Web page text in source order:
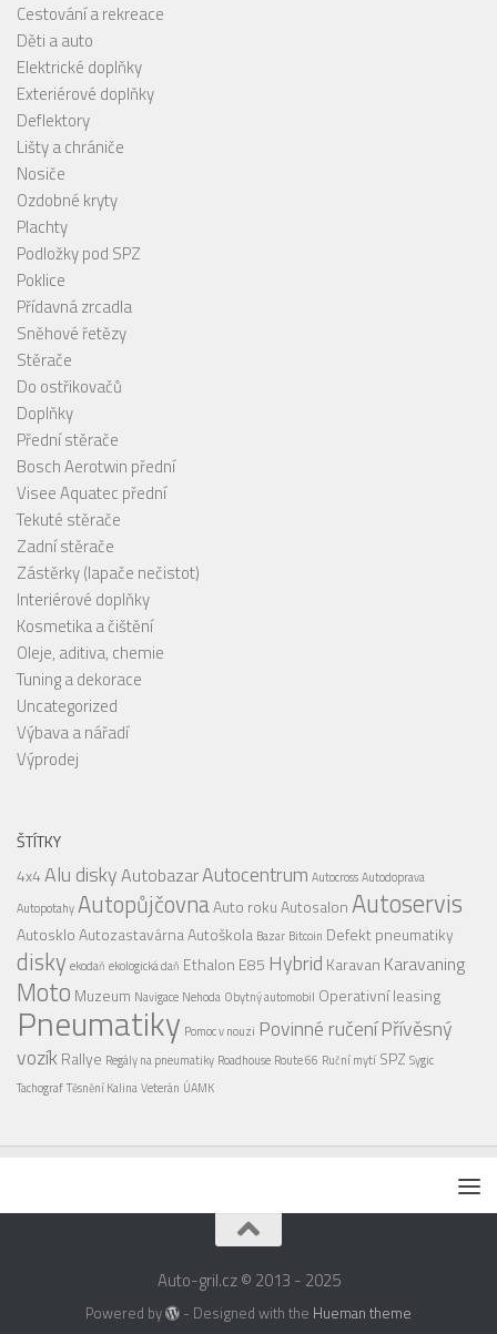
Cestování a rekreace
Děti a auto
Elektrické doplňky
Exteriérové doplňky
Deflektory
Lišty a chrániče
Nosiče
Ozdobné kryty
Plachty
Podložky pod SPZ
Poklice
Přídavná zrcadla
Sněhové řetězy
Stěrače
Do ostřikovačů
Doplňky
Přední stěrače
Bosch Aerotwin přední
Visee Aquatec přední
Tekuté stěrače
Zadní stěrače
Zástěrky (lapače nečistot)
Interiérové doplňky
Kosmetika a čištění
Oleje, aditiva, chemie
Tuning a dekorace
Uncategorized
Výbava a nářadí
Výprodej
ŠTÍTKY
4x4Alu diskyAutobazarAutocentrum AutocrossAutodoprava
AutopotahyAutopůjčovnaAuto rokuAutosalonAutoservis
AutoskloAutozastavárnaAutoškola Bazar Bitcoin Defekt pneumatiky
disky ekodaň ekologická daň Ethalon E85 Hybrid Karavan Karavaning
Moto Muzeum Navigace Nehoda Obytný automobil Operativní leasing
Pneumatiky Pomoc v nouzi Povinné ručeníPřívěsný
vozíkRallye Regály na pneumatiky Roadhouse Route 66 Ruční mytí SPZ Sygic
TachografTěsnění KalinaVeterán ÚAMK
Auto-gril.cz © 2013 - 2025
Powered by - Designed with the Hueman theme